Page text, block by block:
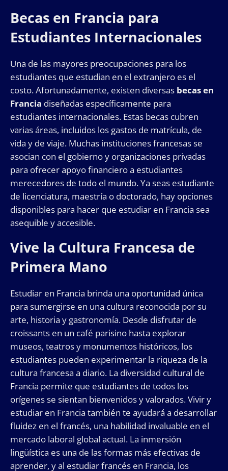
Becas en Francia para
Estudiantes Internacionales
Una de las mayores preocupaciones para los
estudiantes que estudian en el extranjero es el
costo. Afortunadamente, existen diversas becas en
Francia diseñadas específicamente para
estudiantes internacionales. Estas becas cubren
varias áreas, incluidos los gastos de matrícula, de
vida y de viaje. Muchas instituciones francesas se
asocian con el gobierno y organizaciones privadas
para ofrecer apoyo financiero a estudiantes
merecedores de todo el mundo. Ya seas estudiante
de licenciatura, maestría o doctorado, hay opciones
disponibles para hacer que estudiar en Francia sea
asequible y accesible.
Vive la Cultura Francesa de
Primera Mano
Estudiar en Francia brinda una oportunidad única
para sumergirse en una cultura reconocida por su
arte, historia y gastronomía. Desde disfrutar de
croissants en un café parisino hasta explorar
museos, teatros y monumentos históricos, los
estudiantes pueden experimentar la riqueza de la
cultura francesa a diario. La diversidad cultural de
Francia permite que estudiantes de todos los
orígenes se sientan bienvenidos y valorados. Vivir y
estudiar en Francia también te ayudará a desarrollar
fluidez en el francés, una habilidad invaluable en el
mercado laboral global actual. La inmersión
lingüística es una de las formas más efectivas de
aprender, y al estudiar francés en Francia, los